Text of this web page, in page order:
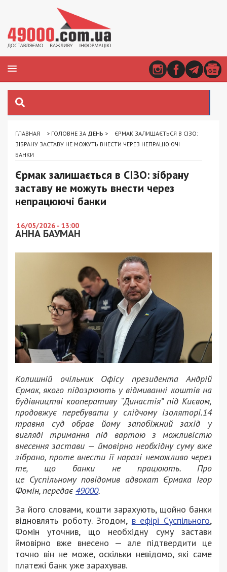
ГЛАВНАЯ > ГОЛОВНЕ ЗА ДЕНЬ >
ЄРМАК ЗАЛИШАЄТЬСЯ В СІЗО:
ЗІБРАНУ ЗАСТАВУ НЕ МОЖУТЬ ВНЕСТИ ЧЕРЕЗ НЕПРАЦЮЮЧІ
БАНКИ
Єрмак залишається в СІЗО: зібрану
заставу не можуть внести через
непрацюючі банки
16/05/2026 - 13:00
АННА БАУМАН
Колишній очільник Офісу президента Андрій
Єрмак, якого підозрюють у відмиванні коштів на
будівництві кооперативу “Династія” під Києвом,
продовжує перебувати у слідчому ізоляторі.14
травня суд обрав йому запобіжний захід у
вигляді тримання під вартою з можливістю
внесення застави — ймовірно необхідну суму вже
зібрано, проте внести її наразі неможливо через
те, що банки не працюють. Про
це Суспільному повідомив адвокат Єрмака Ігор
Фомін, передає 49000.
За його словами, кошти зарахують, щойно банки
відновлять роботу. Згодом, в ефірі Суспільного,
Фомін уточнив, що необхідну суму застави
ймовірно вже внесено — але підтвердити це
точно він не може, оскільки невідомо, які саме
платежі банк уже зарахував.